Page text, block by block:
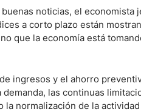
noticias, el
a corto plazo están
que la economía está
ingresos y el ahorro
demanda, las continuas
la normalización de la